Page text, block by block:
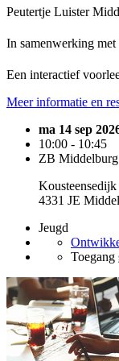
Peutertje Luister
In samenwerking
Een interactief
Meer informatie en
ma 14 sep
10:00 - 10:45
ZB Middelburg
Kousteensedijk
4331 JE
Jeugd
Toegang